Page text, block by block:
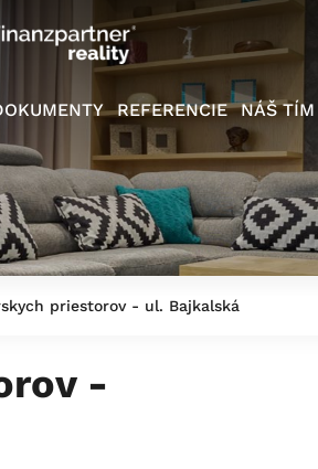
REFERENCIE NÁŠ TÍM
priestorov - ul. Bajkalská
-